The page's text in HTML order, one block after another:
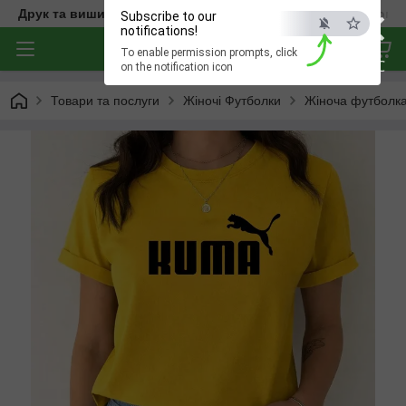
×
ESC
Subscribe to our
notifications!
To enable permission prompts, click
on the notification icon
Друк та вишивка на одязі — створюємо речі з характером
Товари та послуги Жіночі Футболки Жіноча